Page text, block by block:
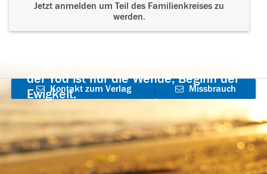
Jetzt anmelden um Teil des Familienkreises zu
werden.
der Tod ist nur die Wende, Beginn der
Ewigkeit.
Kontakt zum Verlag
aufnehmen
Missbrauch